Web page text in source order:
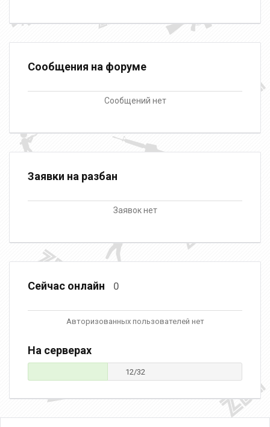
Сообщения на форуме
Сообщений нет
Заявки на разбан
Заявок нет
Сейчас онлайн 0
Авторизованных пользователей нет
На серверах
12/32